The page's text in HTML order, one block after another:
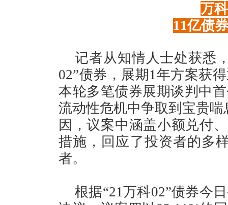
万
11亿债
记者从知情人士处获悉
02”债券，展期1年方案获
本轮多笔债券展期谈判中
流动性危机中争取到宝贵
因，议案中涵盖小额兑付
措施，回应了投资者的多
者。
根据“21万科02”债券今